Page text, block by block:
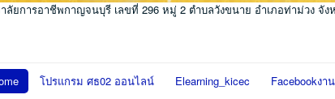
ลัยการอาชีพกาญจนบุรี เลขที่ 296 หมู่ 2 ตำบลวังขนาย อำเภอท่าม่วง จัง
โปรแกรม ศธ02 ออนไลน์ Elearning_kicec Facebookง